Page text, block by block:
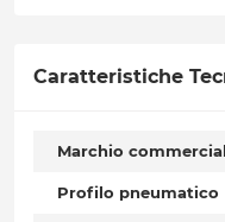
Caratteristiche
Marchio
Profilo pneumatico